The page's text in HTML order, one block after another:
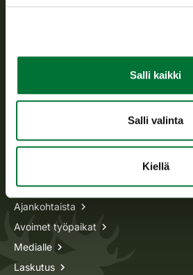
Salli kaikki
Salli valinta
Kiellä
Usein kysytyt kysymykset
Metsästyskortti-asiat
Ajankohtaista
Avoimet työpaikat
Medialle
Laskutus